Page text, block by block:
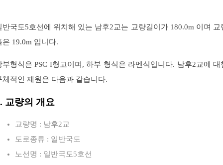
반국도5호선에 위치해 있는 남후2교는 교량길이가 180.0m 이며 교
은 19.0m 입니다.
부형식은 PSC I형교이며, 하부 형식은 라멘식입니다. 남후2교에 대
체적인 제원은 다음과 같습니다.
교량의 개요
교량명 : 남후2교
도로종류 : 일반국도
노선명 : 일반국도5호선